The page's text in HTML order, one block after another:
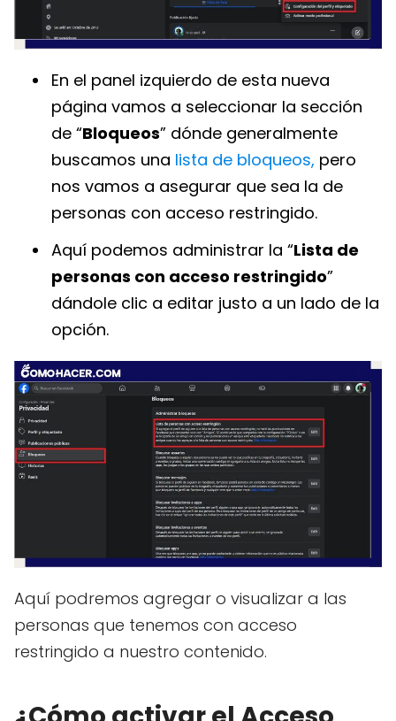
En el panel izquierdo de esta nueva
página vamos a seleccionar la sección
de “Bloqueos” dónde generalmente
buscamos una lista de bloqueos, pero
nos vamos a asegurar que sea la de
personas con acceso restringido.
Aquí podemos administrar la “Lista de
personas con acceso restringido”
dándole clic a editar justo a un lado de la
opción.
Aquí podremos agregar o visualizar a las
personas que tenemos con acceso
restringido a nuestro contenido.